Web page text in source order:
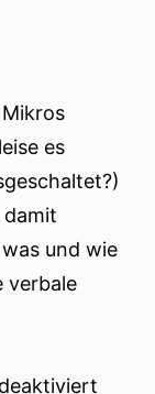
es
und wie
verbale